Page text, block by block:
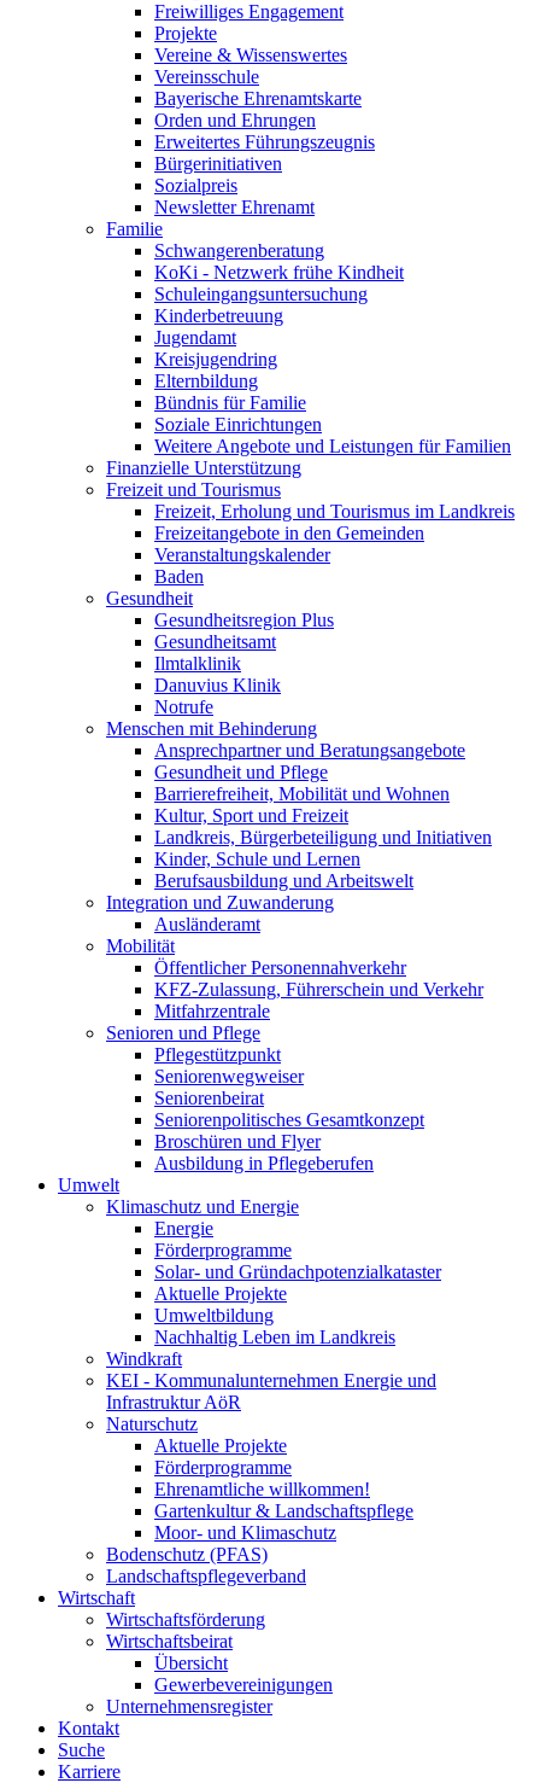
Freiwilliges Engagement
Projekte
Vereine & Wissenswertes
Vereinsschule
Bayerische Ehrenamtskarte
Orden und Ehrungen
Erweitertes Führungszeugnis
Bürgerinitiativen
Sozialpreis
Newsletter Ehrenamt
Familie
Schwangerenberatung
KoKi - Netzwerk frühe Kindheit
Schuleingangsuntersuchung
Kinderbetreuung
Jugendamt
Kreisjugendring
Elternbildung
Bündnis für Familie
Soziale Einrichtungen
Weitere Angebote und Leistungen für Familien
Finanzielle Unterstützung
Freizeit und Tourismus
Freizeit, Erholung und Tourismus im Landkreis
Freizeitangebote in den Gemeinden
Veranstaltungskalender
Baden
Gesundheit
Gesundheitsregion Plus
Gesundheitsamt
Ilmtalklinik
Danuvius Klinik
Notrufe
Menschen mit Behinderung
Ansprechpartner und Beratungsangebote
Gesundheit und Pflege
Barrierefreiheit, Mobilität und Wohnen
Kultur, Sport und Freizeit
Landkreis, Bürgerbeteiligung und Initiativen
Kinder, Schule und Lernen
Berufsausbildung und Arbeitswelt
Integration und Zuwanderung
Ausländeramt
Mobilität
Öffentlicher Personennahverkehr
KFZ-Zulassung, Führerschein und Verkehr
Mitfahrzentrale
Senioren und Pflege
Pflegestützpunkt
Seniorenwegweiser
Seniorenbeirat
Seniorenpolitisches Gesamtkonzept
Broschüren und Flyer
Ausbildung in Pflegeberufen
Umwelt
Klimaschutz und Energie
Energie
Förderprogramme
Solar- und Gründachpotenzialkataster
Aktuelle Projekte
Umweltbildung
Nachhaltig Leben im Landkreis
Windkraft
KEI - Kommunalunternehmen Energie und
Infrastruktur AöR
Naturschutz
Aktuelle Projekte
Förderprogramme
Ehrenamtliche willkommen!
Gartenkultur & Landschaftspflege
Moor- und Klimaschutz
Bodenschutz (PFAS)
Landschaftspflegeverband
Wirtschaft
Wirtschaftsförderung
Wirtschaftsbeirat
Übersicht
Gewerbevereinigungen
Unternehmensregister
Kontakt
Suche
Karriere